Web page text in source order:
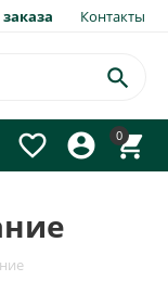
заказа Контакты
0



